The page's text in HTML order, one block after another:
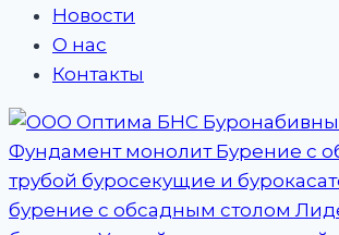
Новости
О нас
Контакты